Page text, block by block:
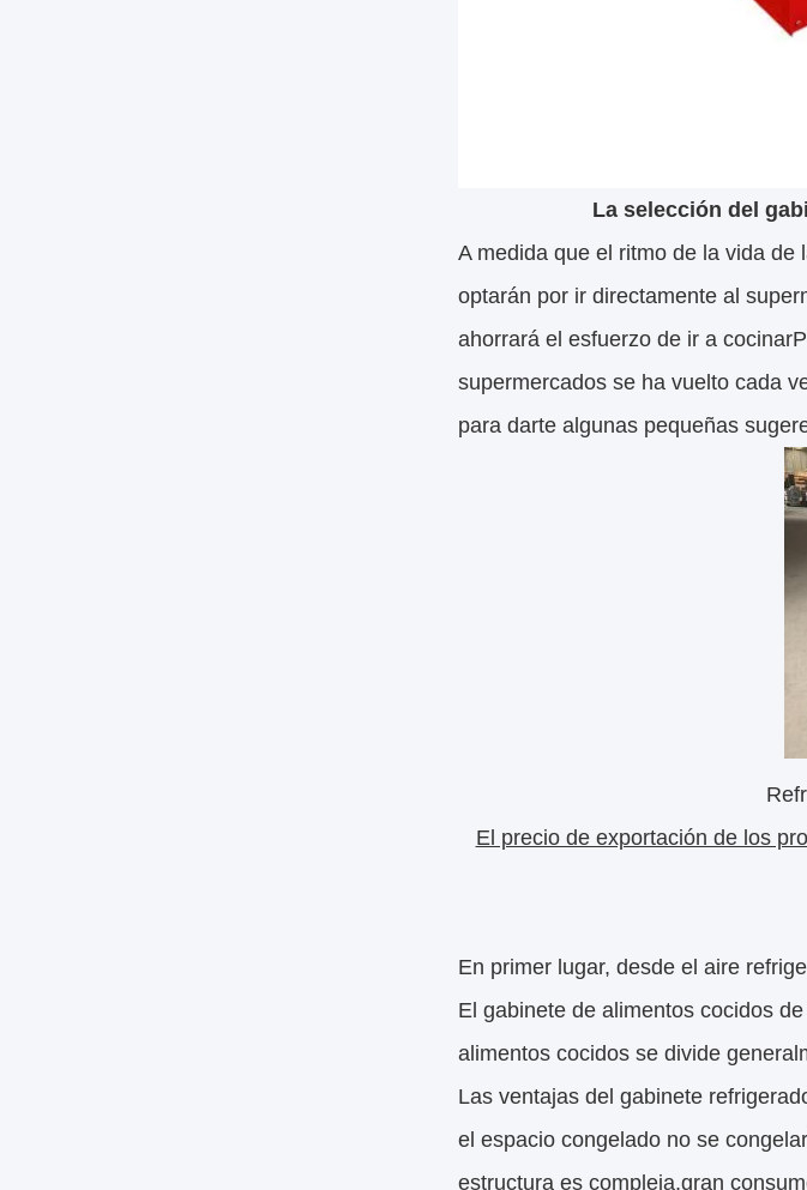
La selección del
A medida que el ritmo de la vida
optarán por ir directamente al
ahorrará el esfuerzo de ir a
supermercados se ha vuelto cada
para darte algunas pequeñas
El precio de exportación de los
En primer lugar, desde el aire
El gabinete de alimentos cocidos
alimentos cocidos se divide
Las ventajas del gabinete
el espacio congelado no se
estructura es compleja,gran